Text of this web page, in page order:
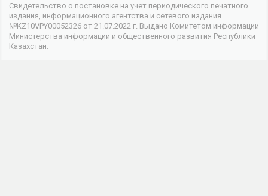
Свидетельство о постановке на учет периодического печатного
издания, информационного агентства и сетевого издания
№KZ10VPY00052326 от 21.07.2022 г. Выдано Комитетом информации
Министерства информации и общественного развития Республики
Казахстан.